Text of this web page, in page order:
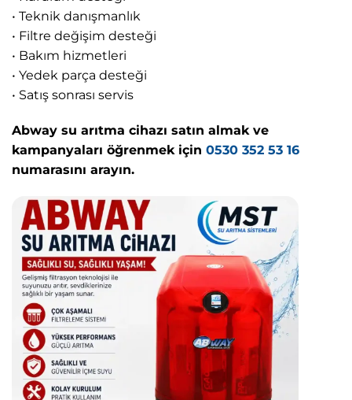
• Teknik danışmanlık
• Filtre değişim desteği
• Bakım hizmetleri
• Yedek parça desteği
• Satış sonrası servis
Abway su arıtma cihazı satın almak ve
kampanyaları öğrenmek için 0530 352 53 16
numarasını arayın.